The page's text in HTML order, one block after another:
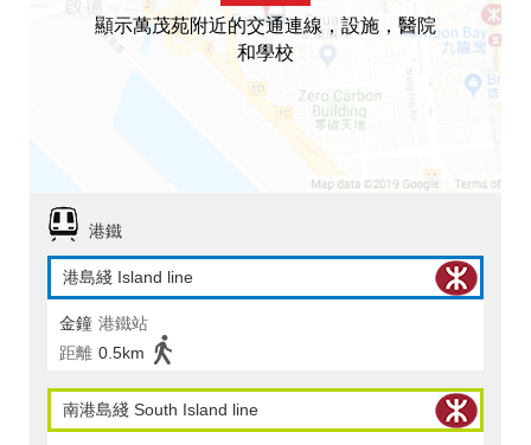
顯示萬茂苑附近的交通連線，設施，醫院
和學校
港鐵
港島綫 Island line
金鐘 港鐵站
距離 0.5km
南港島綫 South Island line